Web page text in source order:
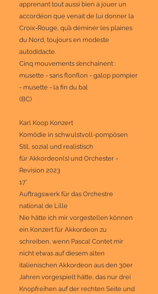
apprenant tout aussi bien à jouer un
accordéon que venait de lui donner la
Croix-Rouge, qu’à déminer les plaines
du Nord, toujours en modeste
autodidacte.
Cinq mouvements s’enchaînent :
musette - sans flonflon - galop pompier
- musette - la fin du bal
(BC)
Karl Koop Konzert
Komödie in schwulstvoll-pompösen
Stil, sozial und realistisch
für Akkordeon(s) und Orchester -
Revision 2023
17’
Auftragswerk für das Orchestre
national de Lille
Nie hätte ich mir vorgestellen können
ein Konzert für Akkordeon zu
schreiben, wenn Pascal Contet mir
nicht etwas auf diesem alten
italienischen Akkordeon aus den 30er
Jahren vorgespielt hätte, das nur drei
Knopfreihen auf der rechten Seite und